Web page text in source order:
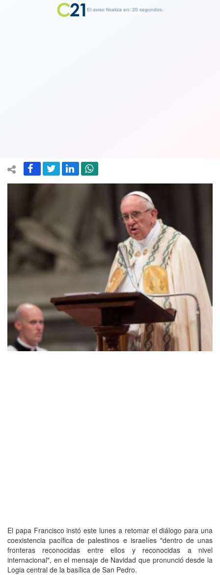
El papa Francisco instó este lunes a retomar el diálogo para una
coexistencia pacífica de palestinos e israelíes "dentro de unas
fronteras reconocidas entre ellos y reconocidas a nivel
internacional", en el mensaje de Navidad que pronunció desde la
Logia central de la basílica de San Pedro.
El aviso finaliza en: 19 segundos.